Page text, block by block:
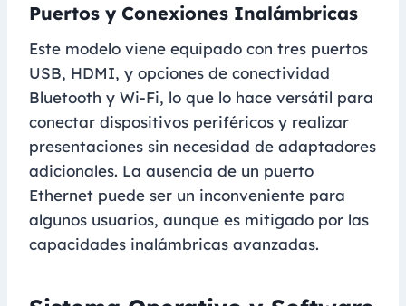
Puertos y Conexiones Inalámbricas
Este modelo viene equipado con tres puertos
USB, HDMI, y opciones de conectividad
Bluetooth y Wi-Fi, lo que lo hace versátil para
conectar dispositivos periféricos y realizar
presentaciones sin necesidad de adaptadores
adicionales. La ausencia de un puerto
Ethernet puede ser un inconveniente para
algunos usuarios, aunque es mitigado por las
capacidades inalámbricas avanzadas.